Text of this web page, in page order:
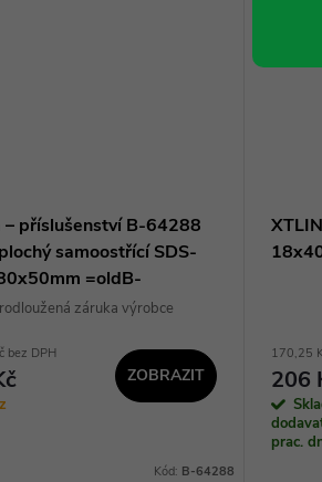
– příslušenství B-64288
samoostřící SDS-
=oldB-
20208
záruka výrobce
bez DPH
ZOBRAZIT
Kód: B-64288
170,25
206
prac.